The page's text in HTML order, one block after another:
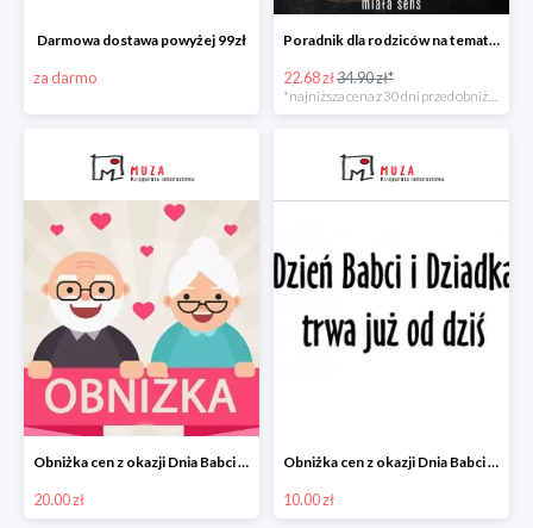
Darmowa dostawa powyżej 99zł
za darmo
Poradnik dla rodziców na temat edukacji dzieci -35%
22.68 zł34.90 zł*
Obniżka cen z okazji Dnia Babci i Dziadka -20zł
20.00 zł
Obniżka cen z okazji Dnia Babci i Dziadka -10zł
10.00 zł